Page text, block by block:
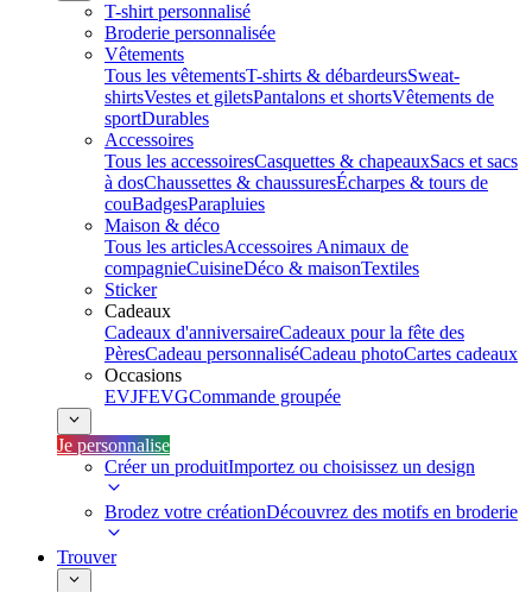
T-shirt personnalisé
Broderie personnalisée
Vêtements
Tous les vêtementsT-shirts & débardeursSweat-
shirtsVestes et giletsPantalons et shortsVêtements de
sportDurables
Accessoires
Tous les accessoiresCasquettes & chapeauxSacs et sacs
à dosChaussettes & chaussuresÉcharpes & tours de
couBadgesParapluies
Maison & déco
Tous les articlesAccessoires Animaux de
compagnieCuisineDéco & maisonTextiles
Sticker
Cadeaux
Cadeaux d'anniversaireCadeaux pour la fête des
PèresCadeau personnaliséCadeau photoCartes cadeaux
Occasions
EVJFEVGCommande groupée
Je personnalise
Créer un produitImportez ou choisissez un design
Brodez votre créationDécouvrez des motifs en broderie
Trouver